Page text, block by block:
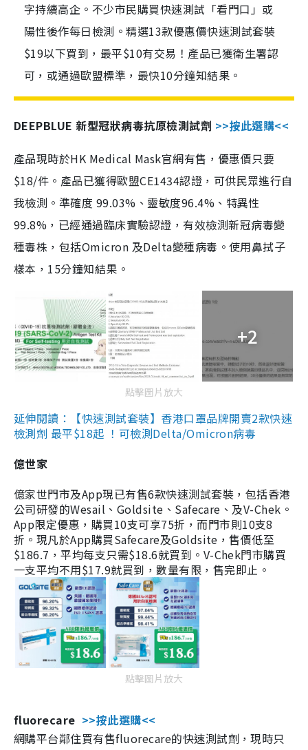
字持續高企。不少市民購買快速測試「看門口」或
陽性後作每日檢測。精選13款優惠價快速測試套裝
$19以下買到，最平$10有交易！產品已獲衛生署認
可，或通過歐盟標準，最快10分鐘知結果。
DEEPBLUE 新型冠狀病毒抗原檢測試劑 >>按此選購<<
產品現時於HK Medical Mask官網有售，優惠價只要
$18/件。產品已獲得歐盟CE1434認證，可供民眾進行自
我檢測。準確度 99.03%、靈敏度96.4%、特異性
99.8%，已經通過臨床實驗認證，有效檢測新冠病毒變
種毒株，包括Omicron 及Delta變種病毒。使用鼻拭子
樣本，15分鐘知結果。
+2
點擊圖片放大
延伸閱讀：【快速測試套裝】香港口罩品牌開賣2款快速
檢測劑 最平$18起 ！可檢測Delta/Omicron病毒
億世家
億家世門市及App現已有售6款快速測試套裝，包括香港
公司研發的Wesail、Goldsite、Safecare、及V-Chek。
App限定優惠，購買10支可享75折，而門市則10支8
折。現凡於App購買Safecare及Goldsite，售價低至
$186.7，平均每支只需$18.6就買到。V-Chek門市購買
一支平均不用$17.9就買到，數量有限，售完即止。
點擊圖片放大
fluorecare >>按此選購<<
網購平台鄰住買有售fluorecare的快速測試劑，現時只